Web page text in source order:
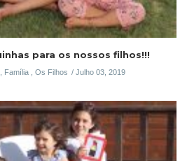
para os nossos filhos!!!
Família, Os Filhos Julho 03, 2019